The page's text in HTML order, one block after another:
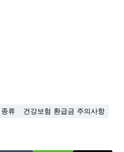
류
건강보험 환급금 주의사항